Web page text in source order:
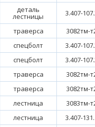
деталь
лестницы 3.407-
траверса 3082тм-
спецболт 3.407-
спецболт 3.407-
траверса 3082тм-
траверса 3082тм-
лестница 3083тм-
лестница 3.407-